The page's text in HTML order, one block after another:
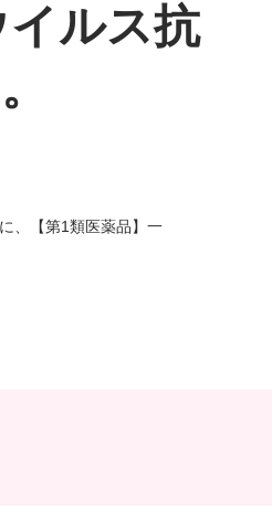
ルス抗
、【第1類医薬品】一